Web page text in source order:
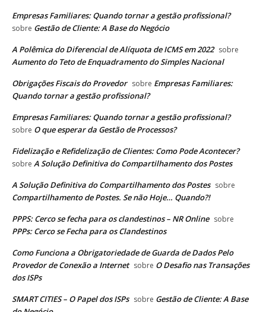
Empresas Familiares: Quando tornar a gestão profissional?
sobre Gestão de Cliente: A Base do Negócio
A Polêmica do Diferencial de Alíquota de ICMS em 2022 sobre
Aumento do Teto de Enquadramento do Simples Nacional
Obrigações Fiscais do Provedor sobre Empresas Familiares:
Quando tornar a gestão profissional?
Empresas Familiares: Quando tornar a gestão profissional?
sobre O que esperar da Gestão de Processos?
Fidelização e Refidelização de Clientes: Como Pode Acontecer?
sobre A Solução Definitiva do Compartilhamento dos Postes
A Solução Definitiva do Compartilhamento dos Postes sobre
Compartilhamento de Postes. Se não Hoje… Quando?!
PPPS: Cerco se fecha para os clandestinos – NR Online sobre
PPPs: Cerco se Fecha para os Clandestinos
Como Funciona a Obrigatoriedade de Guarda de Dados Pelo
Provedor de Conexão a Internet sobre O Desafio nas Transações
dos ISPs
SMART CITIES – O Papel dos ISPs sobre Gestão de Cliente: A Base